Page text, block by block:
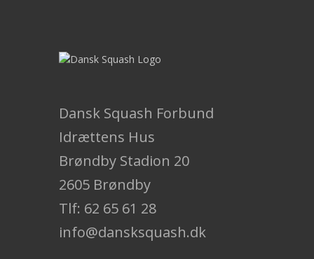
Dansk Squash Forbund
Idrættens Hus
Brøndby Stadion 20
2605 Brøndby
Tlf: 62 65 61 28
info@dansksquash.dk